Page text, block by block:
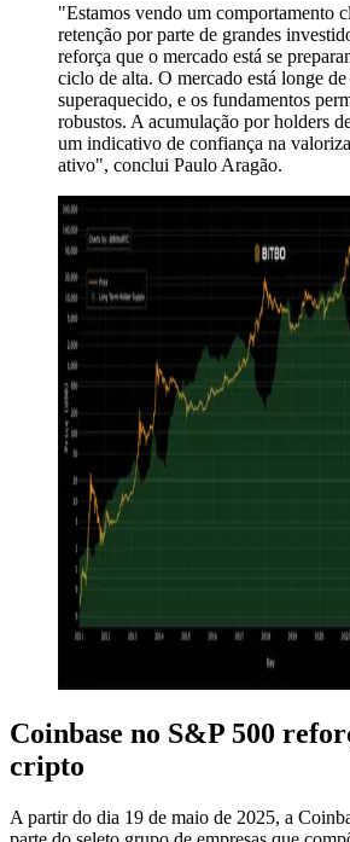
"Estamos vendo um comportamento
retenção por parte de grandes
reforça que o mercado está se
ciclo de alta. O mercado está longe de
superaquecido, e os fundamentos
robustos. A acumulação por holders
um indicativo de confiança na
ativo", conclui Paulo Aragão.
Coinbase no S&P 500
cripto
A partir do dia 19 de maio de 2025, a